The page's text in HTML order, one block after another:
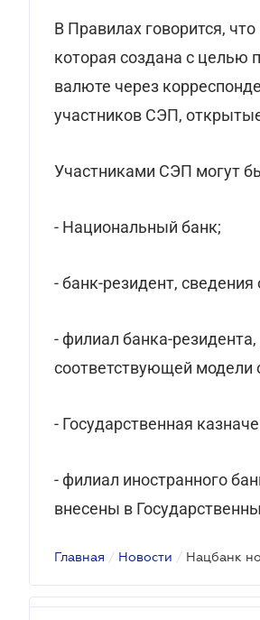
В Правилах говорится,
которая создана с целью
валюте через
участников СЭП,
Участниками СЭП могут
- Национальный банк;
- банк-резидент,
- филиал банка-
соответствующей модели
- Государственная
- филиал иностранного
внесены в
Главная / Новости /